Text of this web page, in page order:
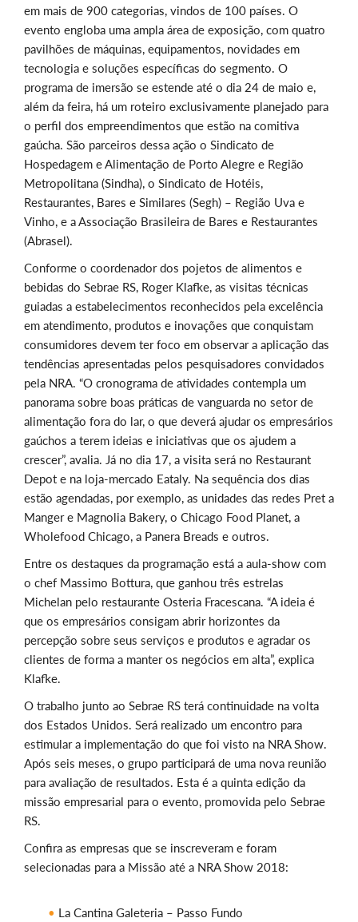
em mais de 900 categorias, vindos de 100 países. O
evento engloba uma ampla área de exposição, com quatro
pavilhões de máquinas, equipamentos, novidades em
tecnologia e soluções específicas do segmento. O
programa de imersão se estende até o dia 24 de maio e,
além da feira, há um roteiro exclusivamente planejado para
o perfil dos empreendimentos que estão na comitiva
gaúcha. São parceiros dessa ação o Sindicato de
Hospedagem e Alimentação de Porto Alegre e Região
Metropolitana (Sindha), o Sindicato de Hotéis,
Restaurantes, Bares e Similares (Segh) – Região Uva e
Vinho, e a Associação Brasileira de Bares e Restaurantes
(Abrasel).
Conforme o coordenador dos pojetos de alimentos e
bebidas do Sebrae RS, Roger Klafke, as visitas técnicas
guiadas a estabelecimentos reconhecidos pela excelência
em atendimento, produtos e inovações que conquistam
consumidores devem ter foco em observar a aplicação das
tendências apresentadas pelos pesquisadores convidados
pela NRA. “O cronograma de atividades contempla um
panorama sobre boas práticas de vanguarda no setor de
alimentação fora do lar, o que deverá ajudar os empresários
gaúchos a terem ideias e iniciativas que os ajudem a
crescer”, avalia. Já no dia 17, a visita será no Restaurant
Depot e na loja-mercado Eataly. Na sequência dos dias
estão agendadas, por exemplo, as unidades das redes Pret a
Manger e Magnolia Bakery, o Chicago Food Planet, a
Wholefood Chicago, a Panera Breads e outros.
Entre os destaques da programação está a aula-show com
o chef Massimo Bottura, que ganhou três estrelas
Michelan pelo restaurante Osteria Fracescana. “A ideia é
que os empresários consigam abrir horizontes da
percepção sobre seus serviços e produtos e agradar os
clientes de forma a manter os negócios em alta”, explica
Klafke.
O trabalho junto ao Sebrae RS terá continuidade na volta
dos Estados Unidos. Será realizado um encontro para
estimular a implementação do que foi visto na NRA Show.
Após seis meses, o grupo participará de uma nova reunião
para avaliação de resultados. Esta é a quinta edição da
missão empresarial para o evento, promovida pelo Sebrae
RS.
Confira as empresas que se inscreveram e foram
selecionadas para a Missão até a NRA Show 2018:
La Cantina Galeteria – Passo Fundo